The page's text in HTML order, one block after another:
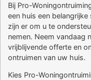
Bij Pro-
een huis een
zijn er om u te
nemen. Neem vandaag
vrijblijvende offerte en
ontruimen van uw huis.
Kies Pro-